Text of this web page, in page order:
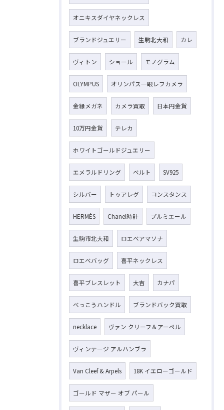
オニキスダイヤネックレス
ブランドジュエリー 生駒北大和 カレ
ヴィトン ショール モノグラム
OLYMPUS オリンパス一眼レフカメラ
金縁メガネ カメラ買取 日本円金貨
10万円金貨 テレカ
ホワイトゴールドジュエリー
エメラルドリング ベルト SV925
シルバー トゥアレグ コンスタンス
HERMÈS Chanel時計 プルミエール
生駒市北大和 ロエベアマソナ
ロエベバッグ 喜平ネックレス
喜平ブレスレット 大吉 カナパ
べっこうハンドル ブランドバック買取
necklace ヴァン クリーフ＆アーペル
ヴィンテージ アルハンブラ
Van Cleef & Arpels 18K イエローゴールド
ゴールド マザー オブ パール
お気軽にお問い合わせください